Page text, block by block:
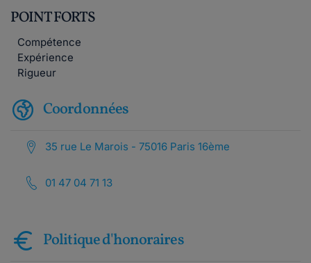
POINT FORTS
Compétence
Expérience
Rigueur
Coordonnées
35 rue Le Marois - 75016 Paris 16ème
01 47 04 71 13
Politique d'honoraires